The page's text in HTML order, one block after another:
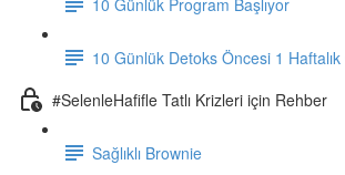
10 Günlük Detoks Öncesi 1
#SelenleHafifle Tatlı Krizleri için Rehber
Sağlıklı Brownie